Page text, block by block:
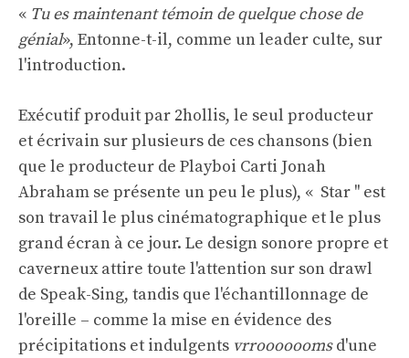
« Tu es maintenant témoin de quelque chose de
génial», Entonne-t-il, comme un leader culte, sur
l'introduction.
Exécutif produit par 2hollis, le seul producteur
et écrivain sur plusieurs de ces chansons (bien
que le producteur de Playboi Carti Jonah
Abraham se présente un peu le plus), « Star '' est
son travail le plus cinématographique et le plus
grand écran à ce jour. Le design sonore propre et
caverneux attire toute l'attention sur son drawl
de Speak-Sing, tandis que l'échantillonnage de
l'oreille – comme la mise en évidence des
précipitations et indulgents vrroooooomsd'une